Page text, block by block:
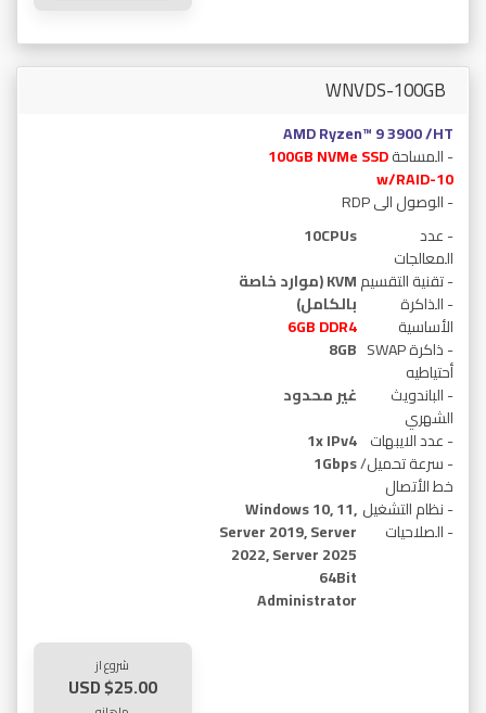
WNVDS-100GB
AMD Ryzen™ 9 3900 /HT
- المساحة100GB NVMe SSD
w/RAID-10
- الوصول الى RDP
10CPUs
- عدد
المعالجات
KVM (موارد خاصة
بالكامل)
- تقنية التقسيم
6GB DDR4
- الذاكرة
الأساسية
8GB - ذاكرة SWAP
أحتياطيه
غير محدود
- الباندويث
الشهري
1x IPv4 - عدد الايبهات
1Gbps- سرعة تحميل/
خط الأتصال
Windows 10, 11,
Server 2019, Server
2022, Server 2025
64Bit
- نظام التشغيل
Administrator
- الصلاحيات
شروع از
$25.00 USD